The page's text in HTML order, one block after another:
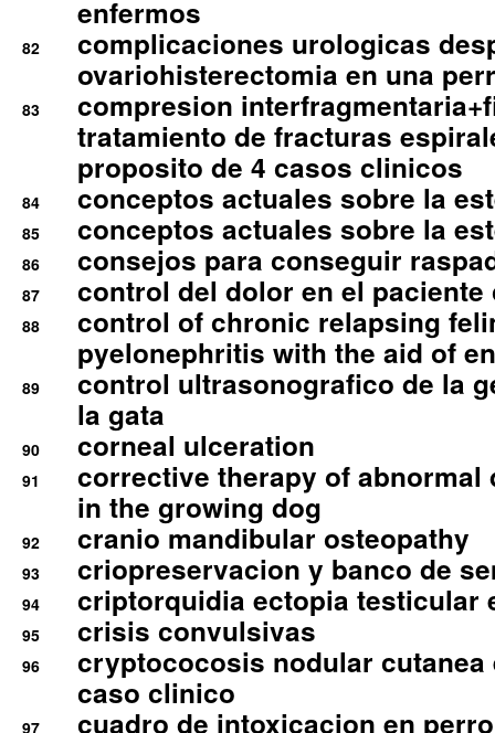
enfermos
82
complicaciones urologicas
ovariohisterectomia en una
83
compresion
tratamiento de fracturas
proposito de 4 casos clinicos
84 conceptos actuales sobre la
85 conceptos actuales sobre la
86 consejos para conseguir
87 control del dolor en el
88
control of chronic relapsing
pyelonephritis with the aid of
89
control ultrasonografico de la
la gata
90 corneal ulceration
91
corrective therapy of abnormal
in the growing dog
92 cranio mandibular osteopathy
93 criopreservacion y banco de
94 criptorquidia ectopia testicular
95 crisis convulsivas
96
cryptococosis nodular cutanea
caso clinico
97
cuadro de intoxicacion en